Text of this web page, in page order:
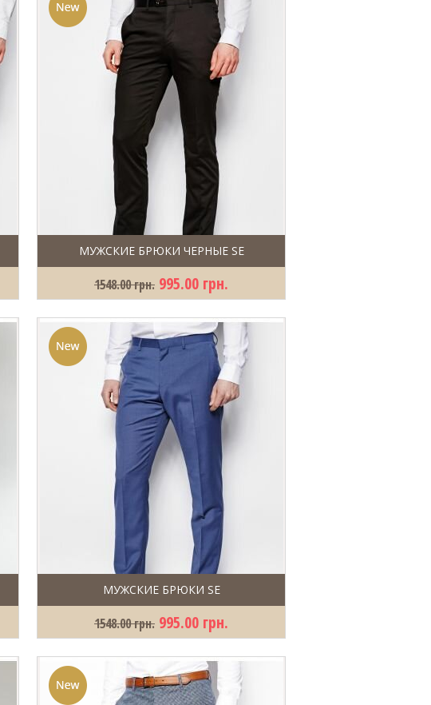
МУЖСКИЕ БРЮКИ ЧЕРНЫЕ SE
1548.00 грн. 995.00 грн.
МУЖСКИЕ БРЮКИ SE
1548.00 грн. 995.00 грн.